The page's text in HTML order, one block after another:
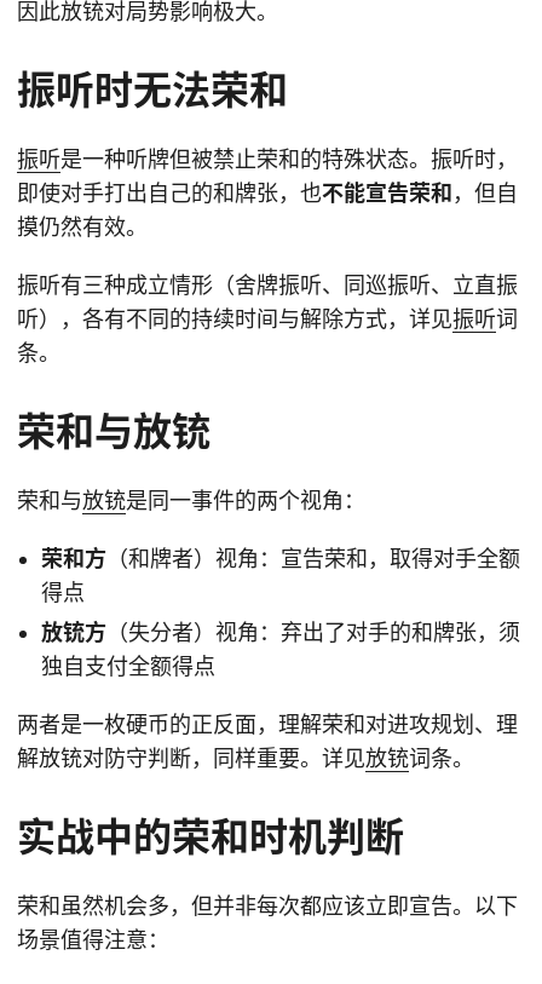
因此放铳对局势影响极大。
振听时无法荣和
振听是一种听牌但被禁止荣和的特殊状态。振听时，
即使对手打出自己的和牌张，也不能宣告荣和 ，但自
摸仍然有效。
振听有三种成立情形（舍牌振听、同巡振听、立直振
听），各有不同的持续时间与解除方式，详见振听词
条。
荣和与放铳
荣和与放铳是同一事件的两个视角：
荣和方 （和牌者）视角：宣告荣和，取得对手全额
得点
放铳方 （失分者）视角：弃出了对手的和牌张，须
独自支付全额得点
两者是一枚硬币的正反面，理解荣和对进攻规划、理
解放铳对防守判断，同样重要。详见放铳词条。
实战中的荣和时机判断
荣和虽然机会多，但并非每次都应该立即宣告。以下
场景值得注意：